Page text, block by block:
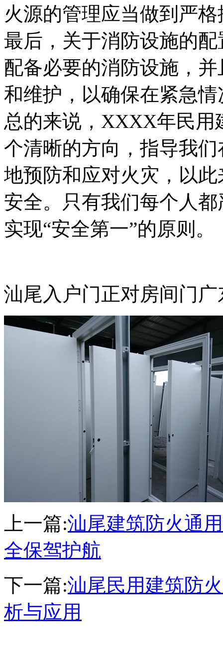
火源的管理应当做到严
最后，关于消防设施的
配备必要的消防设施，
和维护，以确保在紧急
总的来说，XXXX年民用
个清晰的方向，指导我
地预防和应对火灾，以
安全。只有我们每个人
实现“安全第一”的原则。
汕尾入户门正对房间门
上一篇:汕尾建筑防火通
全保驾护航
下一篇:汕尾民用建筑防
析与应用